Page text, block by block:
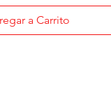
a Carrito